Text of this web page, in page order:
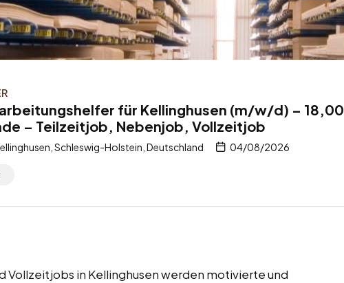
für Kellinghusen (m/w/d) – 18,00
– Teilzeitjob, Nebenjob, Vollzeitjob
Schleswig-Holstein, Deutschland 04/08/2026
Vollzeitjobs in Kellinghusen werden motivierte und